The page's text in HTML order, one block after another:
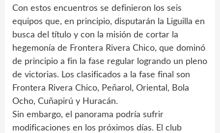
Con estos encuentros se definieron los seis
equipos que, en principio, disputarán la Liguilla en
busca del título y con la misión de cortar la
hegemonía de Frontera Rivera Chico, que dominó
de principio a fin la fase regular logrando un pleno
de victorias. Los clasificados a la fase final son
Frontera Rivera Chico, Peñarol, Oriental, Bola
Ocho, Cuñapirú y Huracán.
Sin embargo, el panorama podría sufrir
modificaciones en los próximos días. El club